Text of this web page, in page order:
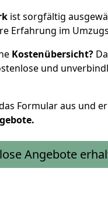
ist sorgfältig
Erfahrung im
Kostenübersicht?
und
Formular aus und
Angebote